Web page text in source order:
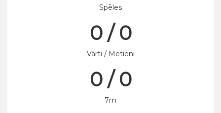
Spēles
0 / 0
Vārti / Metieni
0 / 0
7m